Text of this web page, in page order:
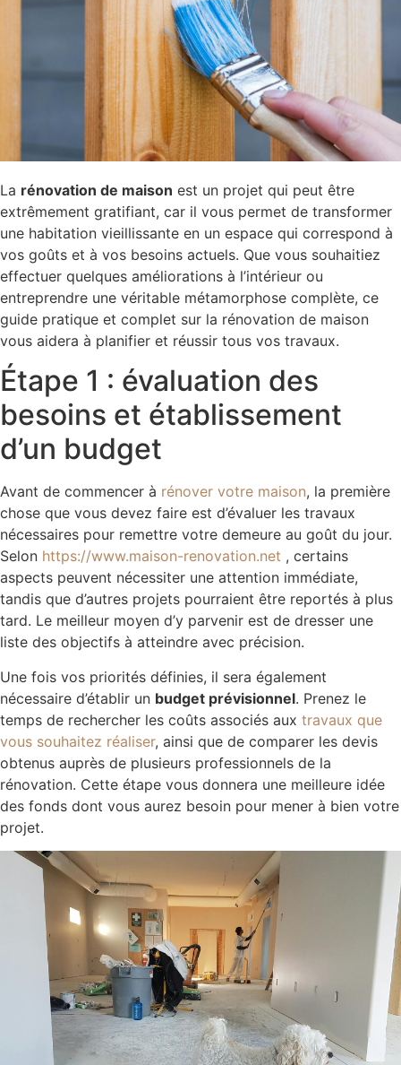
La rénovation de maison est un projet qui peut être
extrêmement gratifiant, car il vous permet de transformer
une habitation vieillissante en un espace qui correspond à
vos goûts et à vos besoins actuels. Que vous souhaitiez
effectuer quelques améliorations à l’intérieur ou
entreprendre une véritable métamorphose complète, ce
guide pratique et complet sur la rénovation de maison
vous aidera à planifier et réussir tous vos travaux.
Étape 1 : évaluation des
besoins et établissement
d’un budget
Avant de commencer à rénover votre maison, la première
chose que vous devez faire est d’évaluer les travaux
nécessaires pour remettre votre demeure au goût du jour.
Selon https://www.maison-renovation.net , certains
aspects peuvent nécessiter une attention immédiate,
tandis que d’autres projets pourraient être reportés à plus
tard. Le meilleur moyen d’y parvenir est de dresser une
liste des objectifs à atteindre avec précision.
Une fois vos priorités définies, il sera également
nécessaire d’établir un budget prévisionnel. Prenez le
temps de rechercher les coûts associés aux travaux que
vous souhaitez réaliser, ainsi que de comparer les devis
obtenus auprès de plusieurs professionnels de la
rénovation. Cette étape vous donnera une meilleure idée
des fonds dont vous aurez besoin pour mener à bien votre
projet.